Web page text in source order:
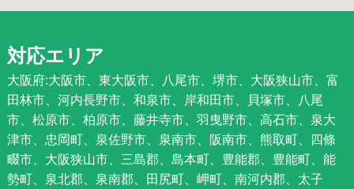
対応エリア
大阪府:大阪市、東大阪市、八尾市、堺市、大阪狭山市、富
田林市、河内長野市、和泉市、岸和田市、貝塚市、八尾
市、松原市、柏原市、藤井寺市、羽曳野市、高石市、泉大
津市、忠岡町、泉佐野市、泉南市、阪南市、熊取町、四條
畷市、大阪狭山市、三島郡、島本町、豊能郡、豊能町、能
勢町、泉北郡、泉南郡、田尻町、岬町、南河内郡、太子